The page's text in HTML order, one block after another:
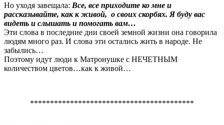
Но уходя завещала: Все, все приходите ко мне и
рассказывайте, как к живой, о своих скорбях. Я буду вас
видеть и слышать и помогать вам…
Эти слова в последние дни своей земной жизни она говорила
людям много раз. И слова эти остались жить в народе. Не
забылись…
Поэтому идут люди к Матронушке с НЕЧЕТНЫМ
количеством цветов…как к живой…
*****************************************